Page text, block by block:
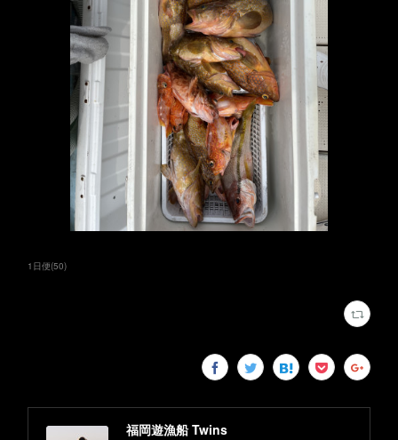
1日便(50)
福岡遊漁船 Twins